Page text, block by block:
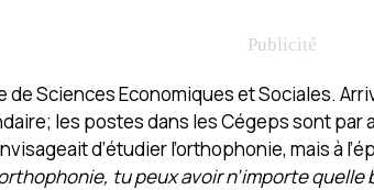
Sciences Economiques et Sociales.
les postes dans les Cégeps sont
d’étudier l’orthophonie, mais à
tu peux avoir n’importe quelle